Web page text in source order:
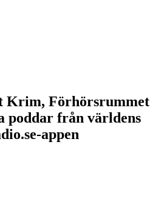
Krim, Förhörsrummet
poddar från världens
appen